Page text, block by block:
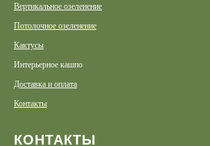
Вертикальное озеленение
Потолочное озеленение
Кактусы
Интерьерное кашпо
Доставка и оплата
Контакты
КОНТАКТЫ